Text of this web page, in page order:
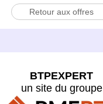
Retour aux offres
BTPEXPERT
un site du groupe